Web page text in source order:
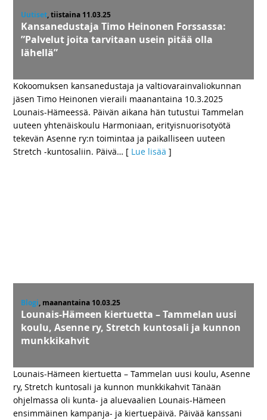
Uutiset, tiistaina 11.03.25
Kansanedustaja Timo Heinonen Forssassa:
”Palvelut joita tarvitaan usein pitää olla
lähellä”
Kokoomuksen kansanedustaja ja valtiovarainvaliokunnan
jäsen Timo Heinonen vieraili maanantaina 10.3.2025
Lounais-Hämeessä. Päivän aikana hän tutustui Tammelan
uuteen yhtenäiskoulu Harmoniaan, erityisnuorisotyötä
tekevän Asenne ry:n toimintaa ja paikalliseen uuteen
Stretch -kuntosaliin. Päivä… [ Lue lisää ]
Blogi, maanantaina 10.03.25
Lounais-Hämeen kiertuetta – Tammelan uusi
koulu, Asenne ry, Stretch kuntosali ja kunnon
munkkikahvit
Lounais-Hämeen kiertuetta – Tammelan uusi koulu, Asenne
ry, Stretch kuntosali ja kunnon munkkikahvit Tänään
ohjelmassa oli kunta- ja aluevaalien Lounais-Hämeen
ensimmäinen kampanja- ja kiertuepäivä. Päivää kanssani